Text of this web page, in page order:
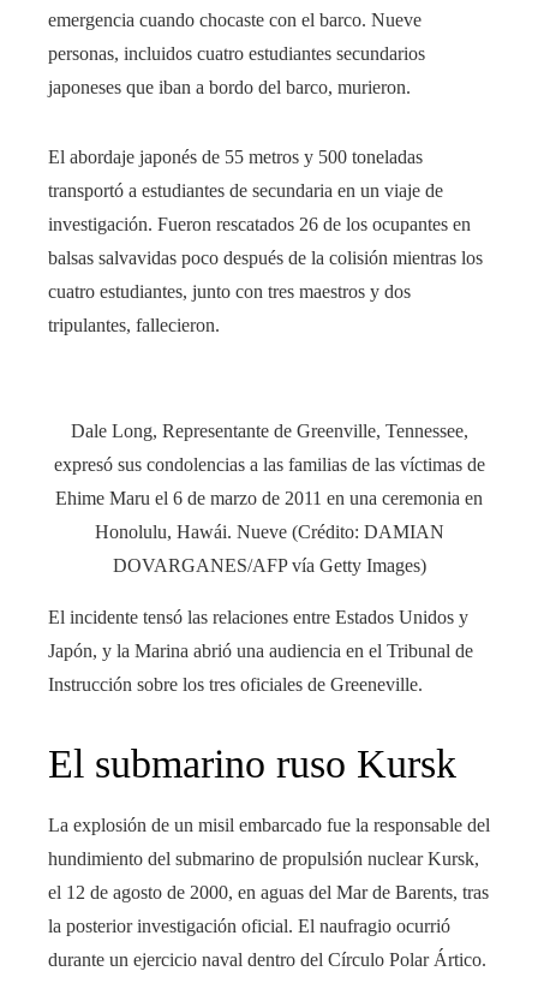
emergencia cuando chocaste con el barco. Nueve
personas, incluidos cuatro estudiantes secundarios
japoneses que iban a bordo del barco, murieron.
El abordaje japonés de 55 metros y 500 toneladas
transportó a estudiantes de secundaria en un viaje de
investigación. Fueron rescatados 26 de los ocupantes en
balsas salvavidas poco después de la colisión mientras los
cuatro estudiantes, junto con tres maestros y dos
tripulantes, fallecieron.
Dale Long, Representante de Greenville, Tennessee,
expresó sus condolencias a las familias de las víctimas de
Ehime Maru el 6 de marzo de 2011 en una ceremonia en
Honolulu, Hawái. Nueve (Crédito: DAMIAN
DOVARGANES/AFP vía Getty Images)
El incidente tensó las relaciones entre Estados Unidos y
Japón, y la Marina abrió una audiencia en el Tribunal de
Instrucción sobre los tres oficiales de Greeneville.
El submarino ruso Kursk
La explosión de un misil embarcado fue la responsable del
hundimiento del submarino de propulsión nuclear Kursk,
el 12 de agosto de 2000, en aguas del Mar de Barents, tras
la posterior investigación oficial. El naufragio ocurrió
durante un ejercicio naval dentro del Círculo Polar Ártico.